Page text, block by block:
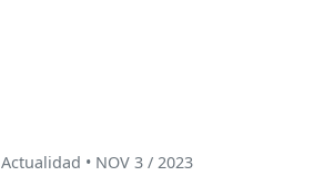
Actualidad • NOV 3 / 2023